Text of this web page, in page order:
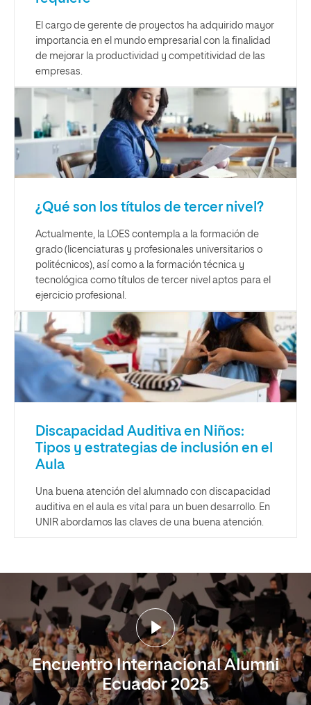
El cargo de gerente de proyectos ha adquirido mayor
importancia en el mundo empresarial con la finalidad
de mejorar la productividad y competitividad de las
empresas.
¿Qué son los títulos de tercer nivel?
Actualmente, la LOES contempla a la formación de
grado (licenciaturas y profesionales universitarios o
politécnicos), así como a la formación técnica y
tecnológica como títulos de tercer nivel aptos para el
ejercicio profesional.
Discapacidad Auditiva en Niños:
Tipos y estrategias de inclusión en el
Aula
Una buena atención del alumnado con discapacidad
auditiva en el aula es vital para un buen desarrollo. En
UNIR abordamos las claves de una buena atención.
Encuentro Internacional Alumni
Ecuador 2025